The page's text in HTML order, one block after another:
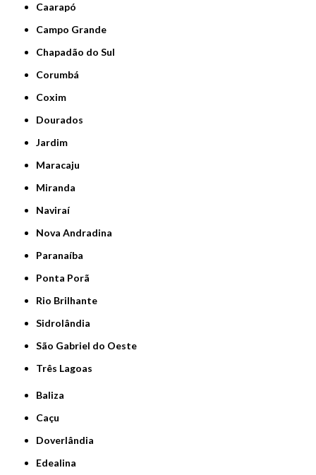
Caarapó
Campo Grande
Chapadão do Sul
Corumbá
Coxim
Dourados
Jardim
Maracaju
Miranda
Naviraí
Nova Andradina
Paranaíba
Ponta Porã
Rio Brilhante
Sidrolândia
São Gabriel do Oeste
Três Lagoas
Baliza
Caçu
Doverlândia
Edealina